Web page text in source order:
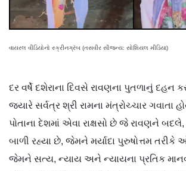
વાયરલ વીડિયોનો સ્ક્રીનગ્રૅબ (તસવીર સૌજન્ય: સોશિયલ મીડિયા)
દર વર્ષે દશેરાના દિવસે રાવણના પુતળાનું દહન
જ્યારે સર્વત્ર શ્રી રામના મંત્રોચ્ચાર ગવાતા
પોતાના દેશમાં એવા રાક્ષસો છે જે રાવણને બદલે,
બાળી રહ્યા છે, જેમને મર્યાદા પુરુષોત્તમ
જેમને સત્ય, ન્યાય અને ન્યાયના પ્રતિક